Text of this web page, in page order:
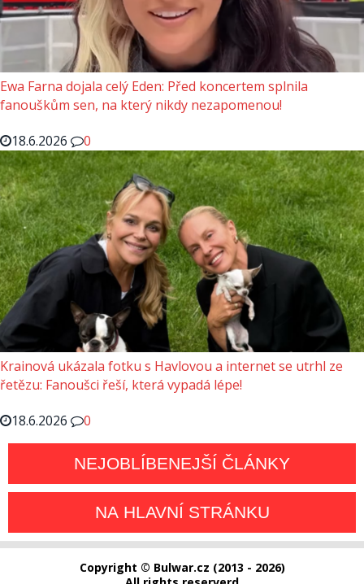
Ewa Farna dojala celý Eden: Před koncertem splnila
fanouškům sen, na který nikdy nezapomenou!
18.6.2026
0
Krainová ukázala fotku s Havlovou a internet se utrhl ze
řetězu: Fanoušci řeší, která vypadá lépe!
18.6.2026
0
NEJOBLÍBENEJŠÍ ČLÁNKY
NA HLAVNÍ STRÁNKU
Copyright © Bulwar.cz (2013 - 2026)